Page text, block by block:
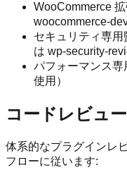
WooCommerce
woocommerce-
セキュリティ専
は wp-security-
パフォーマンス
使用）
コードレビュ
体系的なプラグインレ
フローに従います: